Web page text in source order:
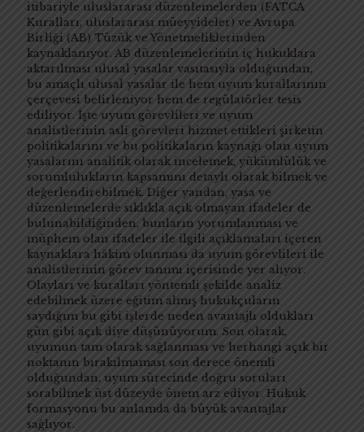
itibariyle uluslararası düzenlemelerden (FATCA
Kuralları, uluslararası müeyyideler) ve Avrupa
Birliği (AB) Tüzük ve Yönetmeliklerinden
kaynaklanıyor. AB düzenlemelerinin iç hukuklara
aktarılması ulusal yasalar vasıtasıyla olduğundan,
bu amaçlı ulusal yasalar ile hem uyum kurallarının
çerçevesi belirleniyor hem de regülatörler tesis
ediliyor. İşte uyum görevlileri ve uyum
analistlerinin asli görevleri hizmet ettikleri şirketin
politikalarını ve bu politikaların kaynağı olan uyum
yasalarını analitik olarak incelemek, yükümlülük ve
sorumlulukların kapsamını detaylı olarak bilmek ve
değerlendirebilmek. Diğer yandan, yasa ve
düzenlemelerde sıklıkla açık olmayan ifadeler de
bulunabildiğinden, bunların yorumlanması ve
müphem olan ifadeler ile ilgili açıklamaları içeren
kaynaklara hâkim olunması da uyum görevlileri ile
analistlerinin görev tanımı içerisinde yer alıyor.
Olayları ve kuralları yöntemli şekilde analiz
edebilmek üzere eğitim almış hukukçuların
saydığım bu gibi işlerde neden avantajlı oldukları
gün gibi açık diye düşünüyorum. Son olarak,
uyumun tam olarak sağlanması ve herhangi açık bir
noktanın bırakılmaması son derece önemli
olduğundan, uyum sürecinde doğru soruları
sorabilmek üst düzeyde önem arz ediyor. Hukuk
formasyonu bu anlamda da büyük avantajlar
sağlıyor.